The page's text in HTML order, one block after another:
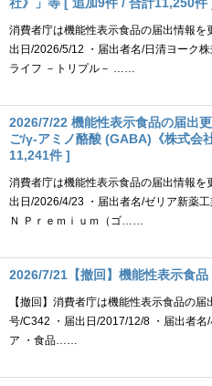
消費者庁は機能性表示食品の届出情報
出日/2026/5/12 ・届出者名/日清ヨーク
ライフ －トリプル－ ……
2026/7/22 機能性表示食品の届出
ご/γ-アミノ酪酸 (GABA)《株式会
11,241件 ]
消費者庁は機能性表示食品の届出情報
出日/2026/4/23 ・届出者名/ゼリア新薬
Ｎ Ｐｒｅｍｉｕｍ（ゴ……
2026/7/21【撤回】機能性表示食
【撤回】消費者庁は機能性表示食品の
号/C342 ・届出日/2017/12/8 ・届出者名
ア ・食品……